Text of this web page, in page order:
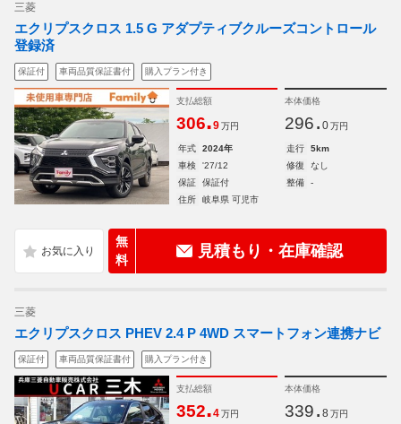
三菱
エクリプスクロス 1.5 G アダプティブクルーズコントロール
登録済
保証付 車両品質保証書付 購入プラン付き
支払総額
306.9 万円
本体価格
296. 0 万円
年式 2024年 走行
5km
車検
'27/12 修復
なし
保証
保証付 整備
-
住所
岐阜県 可児市
無
料
見積もり・在庫確認
三菱
エクリプスクロス PHEV 2.4 P 4WD スマートフォン連携ナビ
保証付 車両品質保証書付 購入プラン付き
支払総額
352.4 万円
本体価格
339. 8 万円